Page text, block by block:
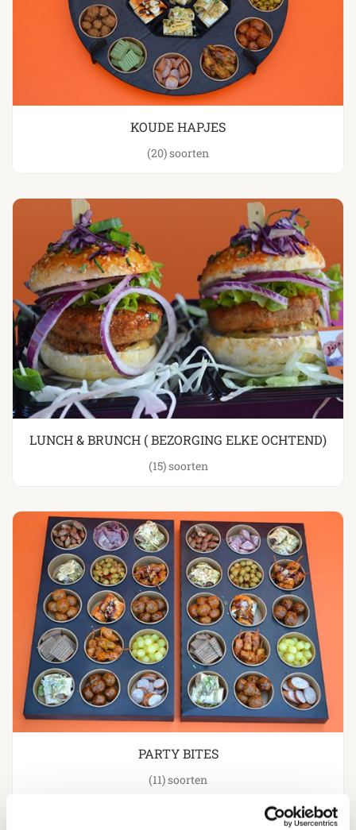
KOUDE HAPJES
(20)
LUNCH & BRUNCH ( BEZORGING ELKE OCHTEND)
(15)
PARTY BITES
(11)